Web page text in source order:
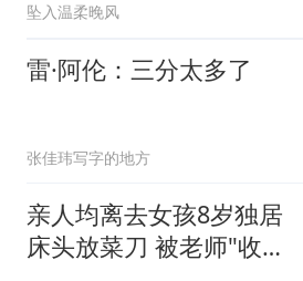
坠入温柔晚风
雷·阿伦：三分太多了
张佳玮写字的地方
亲人均离去女孩8岁独居
床头放菜刀 被老师"收